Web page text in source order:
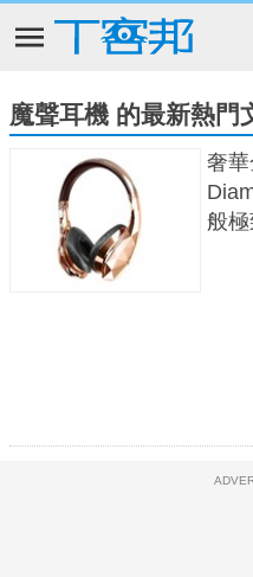
魔聲耳機 的最新熱門
奢
般極